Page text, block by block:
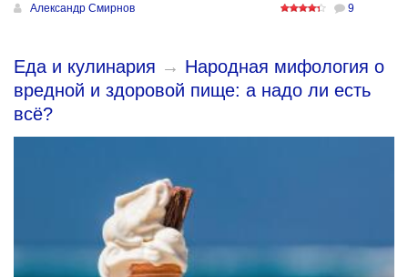
Александр Смирнов 9
Еда и кулинария → Народная мифология о
вредной и здоровой пище: а надо ли есть
всё?